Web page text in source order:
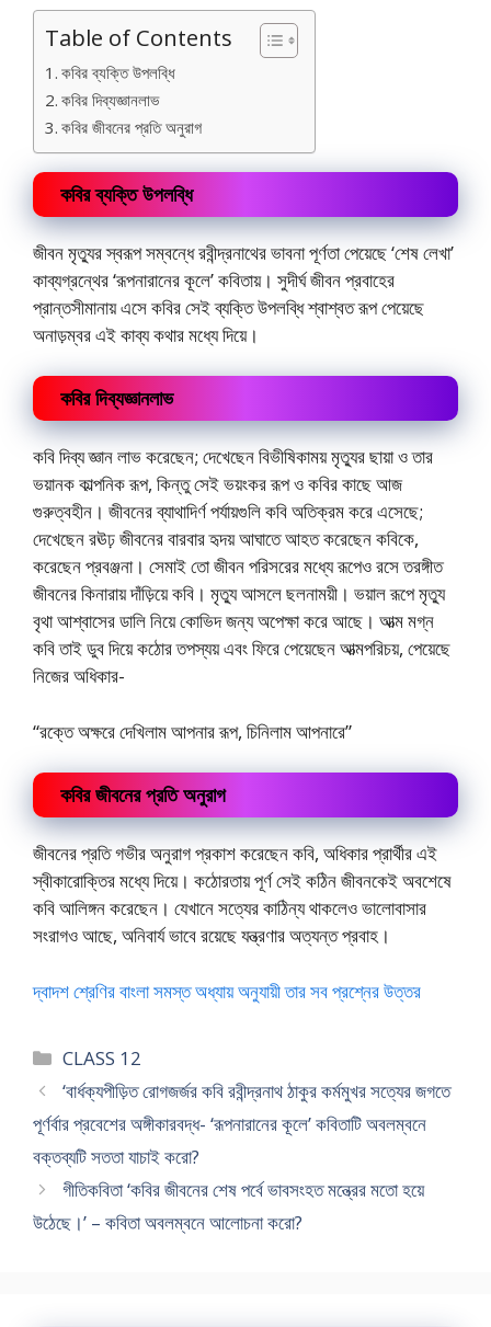
Table of Contents
কবির ব্যক্তি উপলব্ধি
কবির দিব্যজ্ঞানলাভ
কবির জীবনের প্রতি অনুরাগ
কবির ব্যক্তি উপলব্ধি
জীবন মৃত্যুর স্বরূপ সম্বন্ধে রবীন্দ্রনাথের ভাবনা পূর্ণতা পেয়েছে ‘শেষ লেখা’
কাব্যগ্রন্থের ‘রূপনারানের কূলে’ কবিতায়। সুদীর্ঘ জীবন প্রবাহের
প্রান্তসীমানায় এসে কবির সেই ব্যক্তি উপলব্ধি শ্বাশ্বত রূপ পেয়েছে
অনাড়ম্বর এই কাব্য কথার মধ্যে দিয়ে।
কবির দিব্যজ্ঞানলাভ
কবি দিব্য জ্ঞান লাভ করেছেন; দেখেছেন বিভীষিকাময় মৃত্যুর ছায়া ও তার
ভয়ানক কাল্পনিক রূপ, কিন্তু সেই ভয়ংকর রূপ ও কবির কাছে আজ
গুরুত্বহীন। জীবনের ব্যাথাদির্ণ পর্যায়গুলি কবি অতিক্রম করে এসেছে;
দেখেছেন রঊঢ় জীবনের বারবার হৃদয় আঘাতে আহত করেছেন কবিকে,
করেছেন প্রবঞ্জনা। সেমাই তো জীবন পরিসরের মধ্যে রূপেও রসে তরঙ্গীত
জীবনের কিনারায় দাঁড়িয়ে কবি। মৃত্যু আসলে ছলনাময়ী। ভয়াল রূপে মৃত্যু
বৃথা আশ্বাসের ডালি নিয়ে কোভিদ জন্য অপেক্ষা করে আছে। আত্ম মগ্ন
কবি তাই ডুব দিয়ে কঠোর তপস্যয় এবং ফিরে পেয়েছেন আত্মপরিচয়, পেয়েছে
নিজের অধিকার-
“রক্তে অক্ষরে দেখিলাম আপনার রূপ, চিনিলাম আপনারে”
কবির জীবনের প্রতি অনুরাগ
জীবনের প্রতি গভীর অনুরাগ প্রকাশ করেছেন কবি, অধিকার প্রার্থীর এই
স্বীকারোক্তির মধ্যে দিয়ে। কঠোরতায় পূর্ণ সেই কঠিন জীবনকেই অবশেষে
কবি আলিঙ্গন করেছেন। যেখানে সত্যের কাঠিন্য থাকলেও ভালোবাসার
সংরাগ‌ও আছে, অনিবার্য ভাবে রয়েছে যন্ত্রণার অত্যন্ত প্রবাহ।
দ্বাদশ শ্রেণির বাংলা সমস্ত অধ্যায় অনুযায়ী তার সব প্রশ্নের উত্তর
Categories
CLASS 12
‘বার্ধক্যপীড়িত রোগজর্জর কবি রবীন্দ্রনাথ ঠাকুর কর্মমুখর সত্যের জগতে
পূর্ণর্বার প্রবেশের অঙ্গীকারবদ্ধ- ‘রূপনারানের কূলে’ কবিতাটি অবলম্বনে
বক্তব্যটি সততা যাচাই করো?
গীতিকবিতা ‘কবির জীবনের শেষ পর্বে ভাবসংহত মন্ত্রের মতো হয়ে
উঠেছে।’ – কবিতা অবলম্বনে আলোচনা করো?